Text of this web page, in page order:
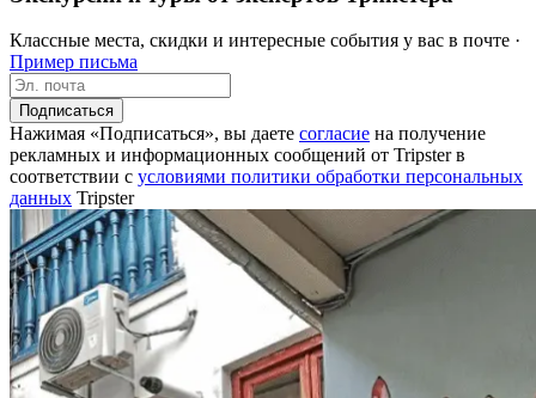
Классные места, скидки и интересные события у вас в почте ·
Пример письма
Подписаться
Нажимая «Подписаться», вы даете согласие на получение
рекламных и информационных сообщений от Tripster в
соответствии c условиями политики обработки персональных
данных Tripster